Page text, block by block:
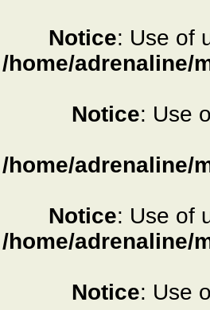
Notice: Use of
/home/adrenaline/
Notice: Use
/home/adrenaline/
Notice: Use of
/home/adrenaline/
Notice: Use